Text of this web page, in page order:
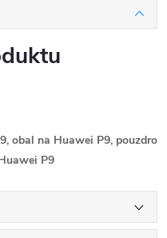
obal na Huawei P9, pouzdro
P9